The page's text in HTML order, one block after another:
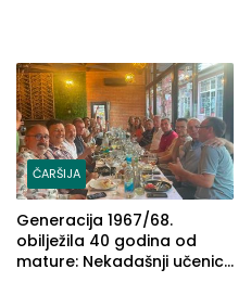
ČARŠIJA
Generacija 1967/68.
obilježila 40 godina od
mature: Nekadašnji učenici